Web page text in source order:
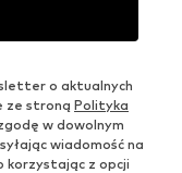
o aktualnych
ze stroną Polityka
w dowolnym
wiadomość na
korzystając z opcji